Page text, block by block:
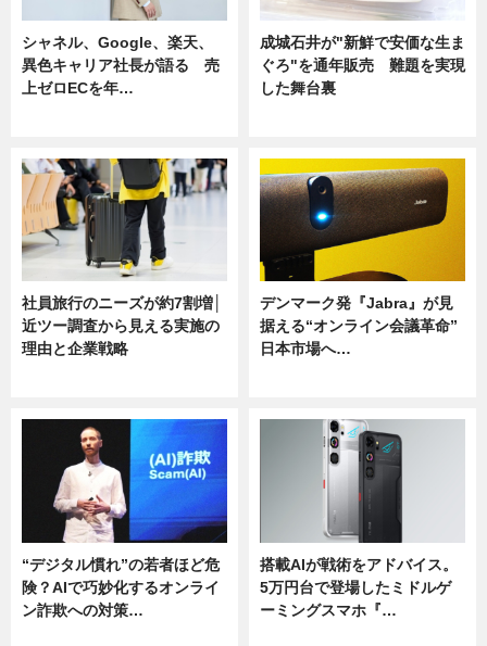
シャネル、Google、楽天、
異色キャリア社長が語る 売
上ゼロECを年…
成城石井が"新鮮で安価な生ま
ぐろ"を通年販売 難題を実現
した舞台裏
社員旅行のニーズが約7割増│
近ツー調査から見える実施の
理由と企業戦略
デンマーク発『Jabra』が見
据える“オンライン会議革命”
日本市場へ…
“デジタル慣れ”の若者ほど危
険？AIで巧妙化するオンライ
ン詐欺への対策…
搭載AIが戦術をアドバイス。
5万円台で登場したミドルゲ
ーミングスマホ『…